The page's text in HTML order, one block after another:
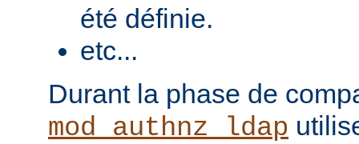
été définie.
etc...
Durant la phase de
mod_authnz_ldap